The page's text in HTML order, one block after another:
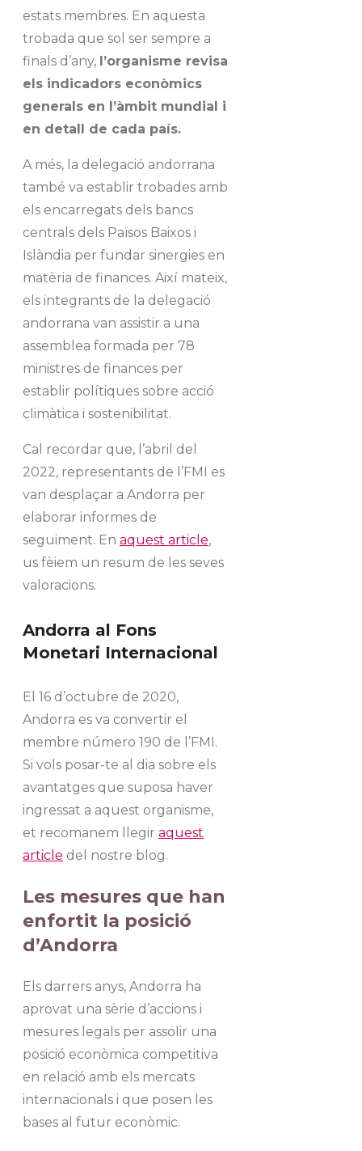
estats membres. En aquesta
trobada que sol ser sempre a
finals d’any, l’organisme revisa
els indicadors econòmics
generals en l’àmbit mundial i
en detall de cada país.
A més, la delegació andorrana
també va establir trobades amb
els encarregats dels bancs
centrals dels Països Baixos i
Islàndia per fundar sinergies en
matèria de finances. Així mateix,
els integrants de la delegació
andorrana van assistir a una
assemblea formada per 78
ministres de finances per
establir polítiques sobre acció
climàtica i sostenibilitat.
Cal recordar que, l’abril del
2022, representants de l’FMI es
van desplaçar a Andorra per
elaborar informes de
seguiment. En aquest article,
us fèiem un resum de les seves
valoracions.
Andorra al Fons
Monetari Internacional
El 16 d’octubre de 2020,
Andorra es va convertir el
membre número 190 de l’FMI.
Si vols posar-te al dia sobre els
avantatges que suposa haver
ingressat a aquest organisme,
et recomanem llegir aquest
article del nostre blog.
Les mesures que han
enfortit la posició
d’Andorra
Els darrers anys, Andorra ha
aprovat una sèrie d’accions i
mesures legals per assolir una
posició econòmica competitiva
en relació amb els mercats
internacionals i que posen les
bases al futur econòmic.